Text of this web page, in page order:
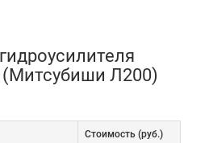
(Митсубиши Л200)
Cтоимость (руб.)